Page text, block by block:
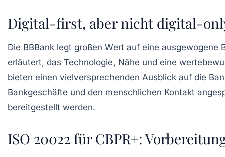
Digital-first, aber nicht digital-
Die BBBank legt großen Wert auf eine ausgewogene
erläutert, das Technologie, Nähe und eine
bieten einen vielversprechenden Ausblick auf die
Bankgeschäfte und den menschlichen Kontakt
bereitgestellt werden.
ISO 20022 für CBPR+: